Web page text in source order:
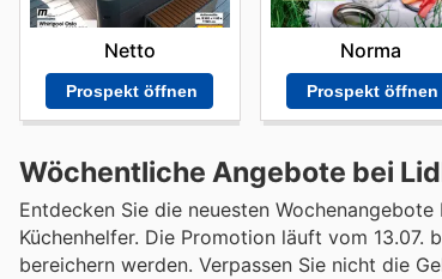
Netto
Prospekt öffnen
Norma
Prospekt öffnen
Wöchentliche Angebote bei
Entdecken Sie die neuesten
Küchenhelfer. Die Promotion läuft vom 13.07.
bereichern werden. Verpassen Sie nicht die